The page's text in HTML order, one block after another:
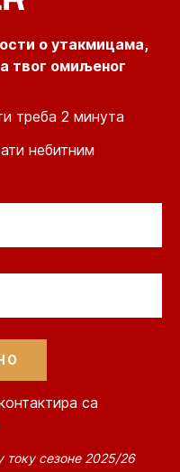
о утакмицама,
твог омиљеног
треба 2 минута
небитним
са
току сезоне 2025/26